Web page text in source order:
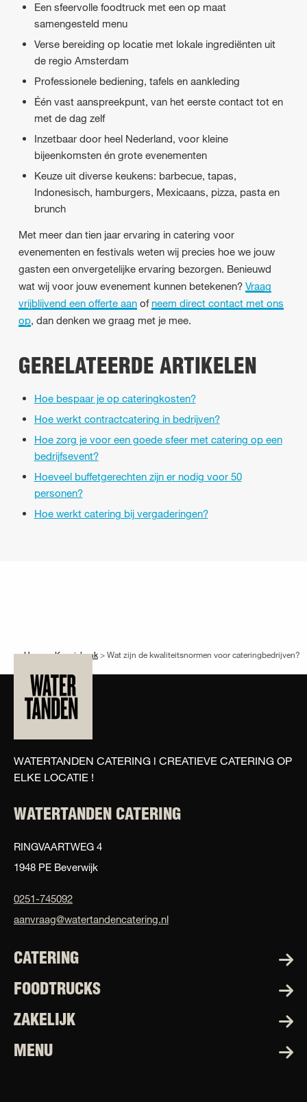
Een sfeervolle foodtruck met een op maat
samengesteld menu
Verse bereiding op locatie met lokale ingrediënten uit
de regio Amsterdam
Professionele bediening, tafels en aankleding
Één vast aanspreekpunt, van het eerste contact tot en
met de dag zelf
Inzetbaar door heel Nederland, voor kleine
bijeenkomsten én grote evenementen
Keuze uit diverse keukens: barbecue, tapas,
Indonesisch, hamburgers, Mexicaans, pizza, pasta en
brunch
Met meer dan tien jaar ervaring in catering voor
evenementen en festivals weten wij precies hoe we jouw
gasten een onvergetelijke ervaring bezorgen. Benieuwd
wat wij voor jouw evenement kunnen betekenen? Vraag
vrijblijvend een offerte aan of neem direct contact met ons
op, dan denken we graag met je mee.
GERELATEERDE ARTIKELEN
Hoe bespaar je op cateringkosten?
Hoe werkt contractcatering in bedrijven?
Hoe zorg je voor een goede sfeer met catering op een
bedrijfsevent?
Hoeveel buffetgerechten zijn er nodig voor 50
personen?
Hoe werkt catering bij vergaderingen?
Home>Kennisbank>Wat zijn de kwaliteitsnormen voor cateringbedrijven?
WATERTANDEN CATERING l CREATIEVE CATERING OP
ELKE LOCATIE !
WATERTANDEN CATERING
RINGVAARTWEG 4
1948 PE Beverwijk
0251-745092
aanvraag@watertandencatering.nl
CATERING
FOODTRUCKS
ZAKELIJK
MENU